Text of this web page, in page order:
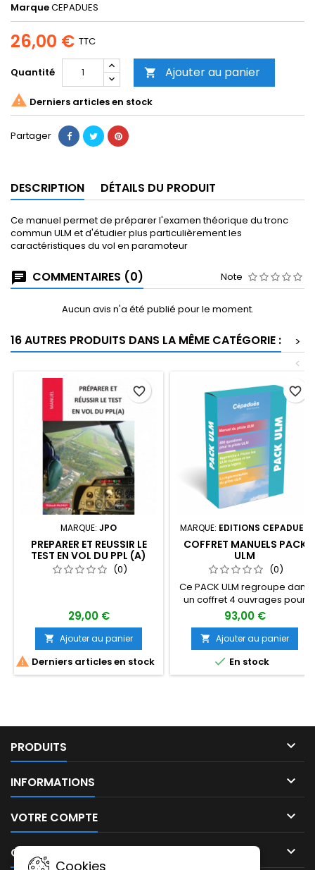
MarqueCEPADUES
26,00 € TTC
Quantité  Ajouter au panier
 Derniers articles en stock
Partager
DESCRIPTION DÉTAILS DU PRODUIT
Ce manuel permet de préparer l'examen théorique du tronc
commun ULM et d'étudier plus particulièrement les
caractéristiques du vol en paramoteur
COMMENTAIRES (0) Note
Aucun avis n'a été publié pour le moment.
16 AUTRES PRODUITS DANS LA MÊME CATÉGORIE :
>
<
MARQUE: JPO
PREPARER ET REUSSIR LE
TEST EN VOL DU PPL (A)
(0)
29,00 €
 Ajouter au panier
 Derniers articles en stock
favorite_border
MARQUE: EDITIONS CEPADUES
COFFRET MANUELS PACK
ULM
(0)
Ce PACK ULM regroupe dans
un coffret 4 ouvrages pour
l'élève Pilote ULM : "Manuel du
Pilote ULM" ; "500 questions
pour le pilote ULM" ;
"Apprendre à piloter les ULM
Multiaxe et les avions légers "
et le fascicule de
93,00 €
 Ajouter au panier
 En stock
favorite_border
PRODUITS 
INFORMATIONS 
VOTRE COMPTE 
CONTACT 
Cookies